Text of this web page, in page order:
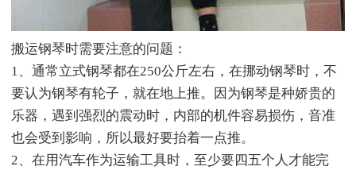
搬运钢琴时需要注意的问题：
1、通常立式钢琴都在250公斤左右，在挪动钢琴时，不
要认为钢琴有轮子，就在地上推。因为钢琴是种娇贵的
乐器，遇到强烈的震动时，内部的机件容易损伤，音准
也会受到影响，所以最好要抬着一点推。
2、在用汽车作为运输工具时，至少要四五个人才能完